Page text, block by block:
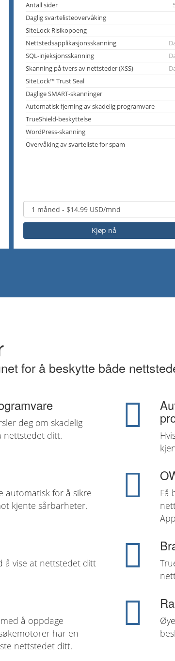
Antall sider
Daglig svartelisteovervåking
SiteLock Risikopoeng
Nettstedsapplikasjonsskanning
SQL-injeksjonsskanning
Skanning på tvers av nettsteder (XSS)
SiteLock™ Trust Seal
Daglige SMART-skanninger
Automatisk fjerning av skadelig programvare
TrueShield-beskyttelse
WordPress-skanning
Overvåking av svarteliste for spam
Kjøp nå
for å beskytte både
deg om skadelig
nettstedet ditt.
automatisk for å sikre
kjente sårbarheter.
Få
å vise at nettstedet ditt
å oppdage
har en
nettstedet ditt.